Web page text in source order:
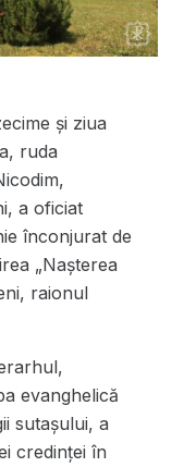
și ziua
ruda
a oficiat
înconjurat de
„Naşterea
raionul
evanghelică
sutașului, a
credinței în